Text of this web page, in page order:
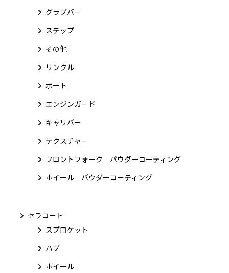
グラブバー
ステップ
その他
リンクル
ボート
エンジンガード
キャリパー
テクスチャー
フロントフォーク パウダーコーティング
ホイール パウダーコーティング
セラコート
スプロケット
ハブ
ホイール